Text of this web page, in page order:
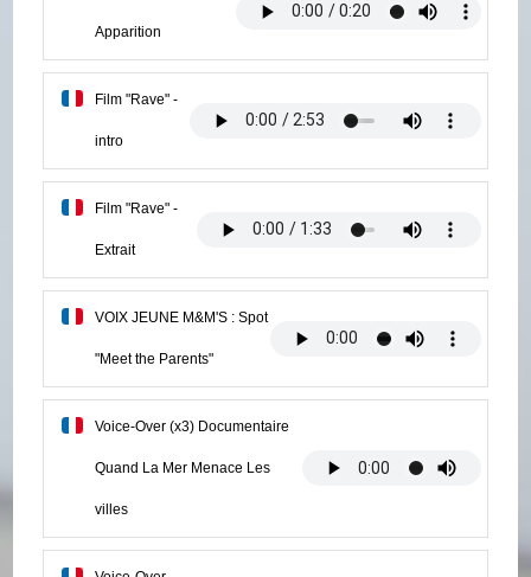
Apparition
Film "Rave" -
intro
Film "Rave" -
Extrait
VOIX JEUNE M&M'S : Spot
"Meet the Parents"
Voice-Over (x3) Documentaire
Quand La Mer Menace Les
villes